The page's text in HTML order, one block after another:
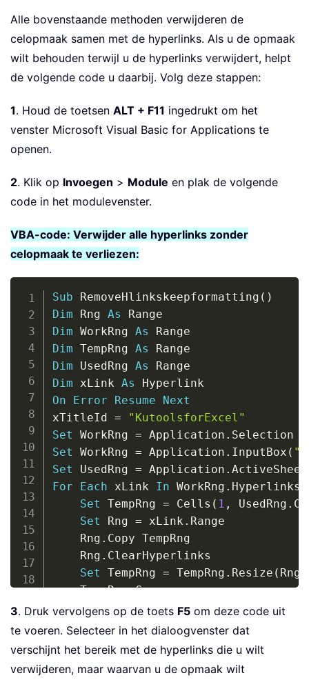
Alle bovenstaande methoden verwijderen de
celopmaak samen met de hyperlinks. Als u de opmaak
wilt behouden terwijl u de hyperlinks verwijdert, helpt
de volgende code u daarbij. Volg deze stappen:
1. Houd de toetsen ALT + F11 ingedrukt om het
venster Microsoft Visual Basic for Applications te
openen.
2. Klik op Invoegen > Module en plak de volgende
code in het modulevenster.
VBA-code: Verwijder alle hyperlinks zonder
celopmaak te verliezen:
Sub RemoveHlinkskeepformatting ( )
Dim Rng As
Dim WorkRng As
Dim TempRng As
Dim UsedRng As
Dim xLink As
On
Error Resume
Next
xTitleId =
"KutoolsforExcel"
Set WorkRng = Application .
Set WorkRng = Application . InputBox (
Set UsedRng = Application . ActiveSheet
For
Each xLink In WorkRng . Hyperlinks
Set TempRng = Cells ( 1 , UsedRng .
Set Rng = xLink . Range
    Rng
. Copy TempRng
    Rng
. ClearHyperlinks
Set TempRng = TempRng . Resize ( Rng
    TempRng
.Copy
    Rng
.PasteSpecial xlPasteFormats
    TempRng
.
Sub
Copy
3. Druk vervolgens op de toets F5 om deze code uit
te voeren. Selecteer in het dialoogvenster dat
verschijnt het bereik met de hyperlinks die u wilt
verwijderen, maar waarvan u de opmaak wilt